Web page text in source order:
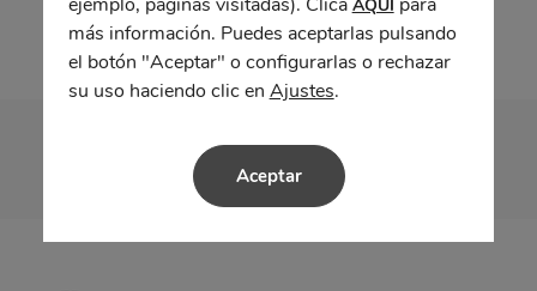
AQUÍ
más información. Puedes aceptarlas pulsando
el botón "Aceptar" o configurarlas o rechazar
su uso haciendo clic en Ajustes.
Aceptar